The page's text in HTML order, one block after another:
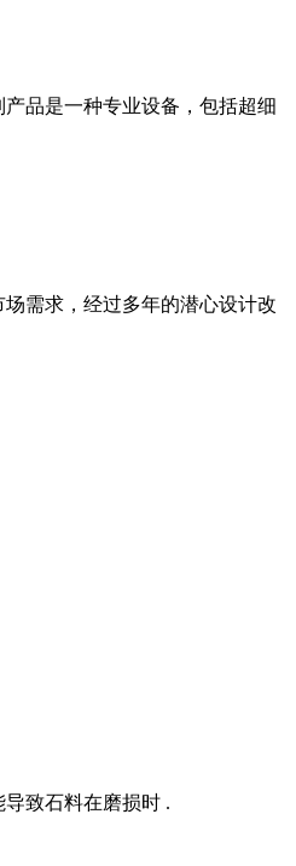
品是一种专业设备，包括超细
需求，经过多年的潜心设计改
致石料在磨损时 .